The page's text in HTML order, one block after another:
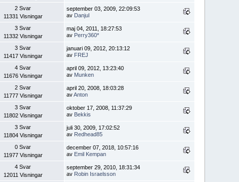
2 Svar
11331 Visningar
september 03, 2009, 22:09:53
av Danjul
3 Svar
11332 Visningar
maj 04, 2011, 18:27:53
av Perry360*
3 Svar
11417 Visningar
januari 09, 2012, 20:13:12
av FREJ
4 Svar
11676 Visningar
april 09, 2012, 13:23:40
av Munken
2 Svar
11777 Visningar
april 20, 2008, 18:03:28
avAnton
3 Svar
11802 Visningar
oktober 17, 2008, 11:37:29
av Bekkis
3 Svar
11804 Visningar
juli 30, 2009, 17:02:52
av Redhead85
0 Svar
11977 Visningar
december 07, 2018, 10:57:16
av Emil Kempan
4 Svar
12011 Visningar
september 29, 2010, 18:31:34
av Robin Israelsson